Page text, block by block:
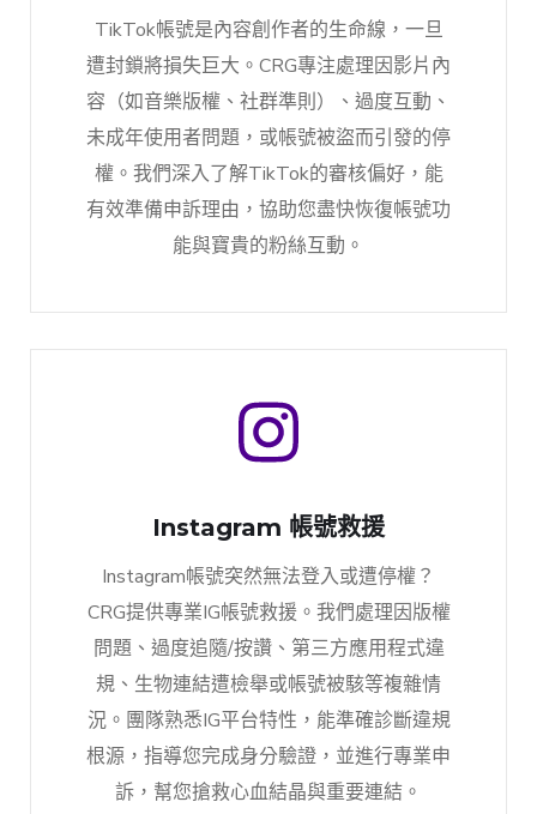
TikTok帳號是內容創作者的生命線，一旦
遭封鎖將損失巨大。CRG專注處理因影片內
容（如音樂版權、社群準則）、過度互動、
未成年使用者問題，或帳號被盜而引發的停
權。我們深入了解TikTok的審核偏好，能
有效準備申訴理由，協助您盡快恢復帳號功
能與寶貴的粉絲互動。
Instagram 帳號救援
Instagram帳號突然無法登入或遭停權？
CRG提供專業IG帳號救援。我們處理因版權
問題、過度追隨/按讚、第三方應用程式違
規、生物連結遭檢舉或帳號被駭等複雜情
況。團隊熟悉IG平台特性，能準確診斷違規
根源，指導您完成身分驗證，並進行專業申
訴，幫您搶救心血結晶與重要連結。